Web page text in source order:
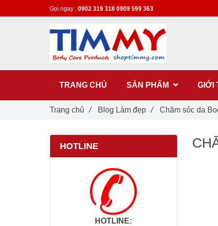
HOTLINE
HOTLINE:
Trang chủ / Blog Làm đẹp / Chăm sóc da
Gọi ngay : 0902 319 318 0909 599 363
TRANG CHỦ SẢN PHẨM GIỚI